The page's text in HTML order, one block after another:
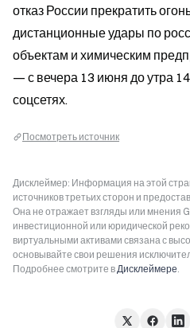
отказ России прекратить
дистанционные удары по
объектам и химическим
— с вечера 13 июня до утра
соцсетях.
Посмотреть источник
Дисклеймер: Информация на этой
источников третьих сторон и
Она не отражает взгляды или мнения
инвестиционной или юридической
виртуальными активами связана с
основывайте свои решения
Подробнее смотрите вДисклеймере.